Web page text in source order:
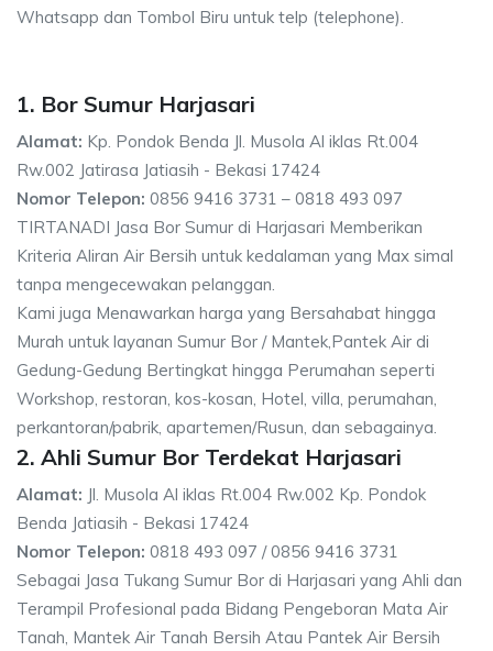
Whatsapp dan Tombol Biru untuk telp (telephone).
1. Bor Sumur Harjasari
Alamat: Kp. Pondok Benda Jl. Musola Al iklas Rt.004
Rw.002 Jatirasa Jatiasih - Bekasi 17424
Nomor Telepon: 0856 9416 3731 – 0818 493 097
TIRTANADI Jasa Bor Sumur di Harjasari Memberikan
Kriteria Aliran Air Bersih untuk kedalaman yang Max simal
tanpa mengecewakan pelanggan.
Kami juga Menawarkan harga yang Bersahabat hingga
Murah untuk layanan Sumur Bor / Mantek,Pantek Air di
Gedung-Gedung Bertingkat hingga Perumahan seperti
Workshop, restoran, kos-kosan, Hotel, villa, perumahan,
perkantoran/pabrik, apartemen/Rusun, dan sebagainya.
2. Ahli Sumur Bor Terdekat Harjasari
Alamat: Jl. Musola Al iklas Rt.004 Rw.002 Kp. Pondok
Benda Jatiasih - Bekasi 17424
Nomor Telepon: 0818 493 097 / 0856 9416 3731
Sebagai Jasa Tukang Sumur Bor di Harjasari yang Ahli dan
Terampil Profesional pada Bidang Pengeboran Mata Air
Tanah, Mantek Air Tanah Bersih Atau Pantek Air Bersih